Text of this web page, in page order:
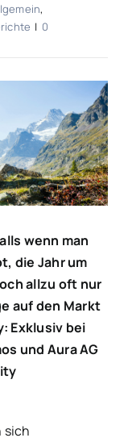
,
| 0
wenn man
die Jahr um
allzu oft nur
auf den Markt
Exklusiv bei
und Aura AG
sich